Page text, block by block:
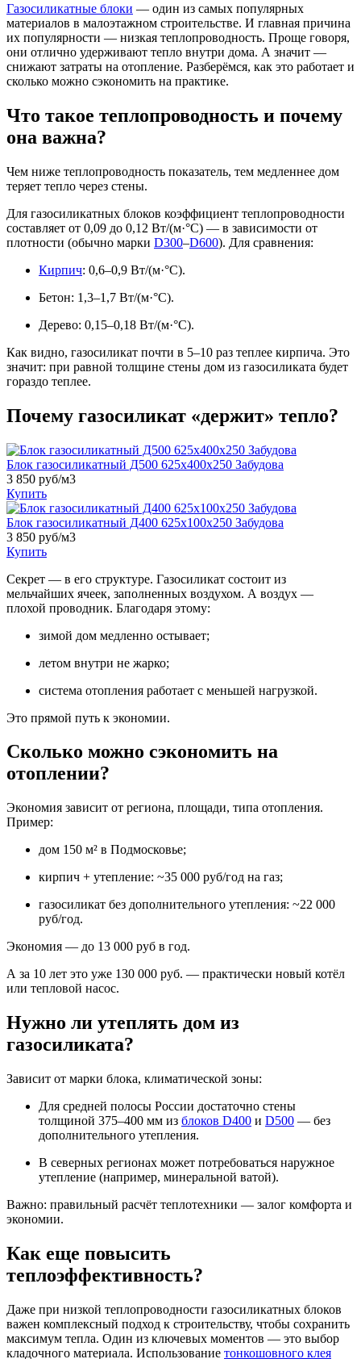
Газосиликатные блоки — один из самых популярных
материалов в малоэтажном строительстве. И главная причина
их популярности — низкая теплопроводность. Проще говоря,
они отлично удерживают тепло внутри дома. А значит —
снижают затраты на отопление. Разберёмся, как это работает и
сколько можно сэкономить на практике.
Что такое теплопроводность и почему
она важна?
Чем ниже теплопроводность показатель, тем медленнее дом
теряет тепло через стены.
Для газосиликатных блоков коэффициент теплопроводности
составляет от 0,09 до 0,12 Вт/(м·°C) — в зависимости от
плотности (обычно марки D300–D600). Для сравнения:
Кирпич: 0,6–0,9 Вт/(м·°C).
Бетон: 1,3–1,7 Вт/(м·°C).
Дерево: 0,15–0,18 Вт/(м·°C).
Как видно, газосиликат почти в 5–10 раз теплее кирпича. Это
значит: при равной толщине стены дом из газосиликата будет
гораздо теплее.
Почему газосиликат «держит» тепло?
Блок газосиликатный Д500 625x400x250 Забудова
3 850 руб/м3
Купить
Блок газосиликатный Д400 625x100x250 Забудова
3 850 руб/м3
Купить
Секрет — в его структуре. Газосиликат состоит из
мельчайших ячеек, заполненных воздухом. А воздух —
плохой проводник. Благодаря этому:
зимой дом медленно остывает;
летом внутри не жарко;
система отопления работает с меньшей нагрузкой.
Это прямой путь к экономии.
Сколько можно сэкономить на
отоплении?
Экономия зависит от региона, площади, типа отопления.
Пример:
дом 150 м² в Подмосковье;
кирпич + утепление: ~35 000 руб/год на газ;
газосиликат без дополнительного утепления: ~22 000
руб/год.
Экономия — до 13 000 руб в год.
А за 10 лет это уже 130 000 руб. — практически новый котёл
или тепловой насос.
Нужно ли утеплять дом из
газосиликата?
Зависит от марки блока, климатической зоны:
Для средней полосы России достаточно стены
толщиной 375–400 мм из блоков D400 и D500 — без
дополнительного утепления.
В северных регионах может потребоваться наружное
утепление (например, минеральной ватой).
Важно: правильный расчёт теплотехники — залог комфорта и
экономии.
Как еще повысить
теплоэффективность?
Даже при низкой теплопроводности газосиликатных блоков
важен комплексный подход к строительству, чтобы сохранить
максимум тепла. Один из ключевых моментов — это выбор
кладочного материала. Использование тонкошовного клея